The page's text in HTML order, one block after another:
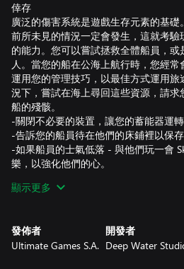
倖存
廣泛的傷害系統是遊戲生存元素的基礎
前所未見的情況一定會發生，這就考
的能力。您可以嘗試拯救全體船員，
人。當您的船在公海上航行時，您經常
運用您的管理技巧，以最佳方式運用
況下，嘗試在海上尋回這些資源，請求
船的殘骸。
-關閉不必要的裝置，讓您的蓄能器運轉
-告訴您的船員待在他們的床鋪裡以保存
-如果船員的士氣低落 - 與他們玩一會
樂，以強化他們的心。
Kriegsmarine 職業生涯
意想不到的問題。勇敢完成總部指派的
您指揮的單位提供額外預算，以及接受
顯示更多
發佈者
Ultimate Games S.A.
開發者
Deep Water